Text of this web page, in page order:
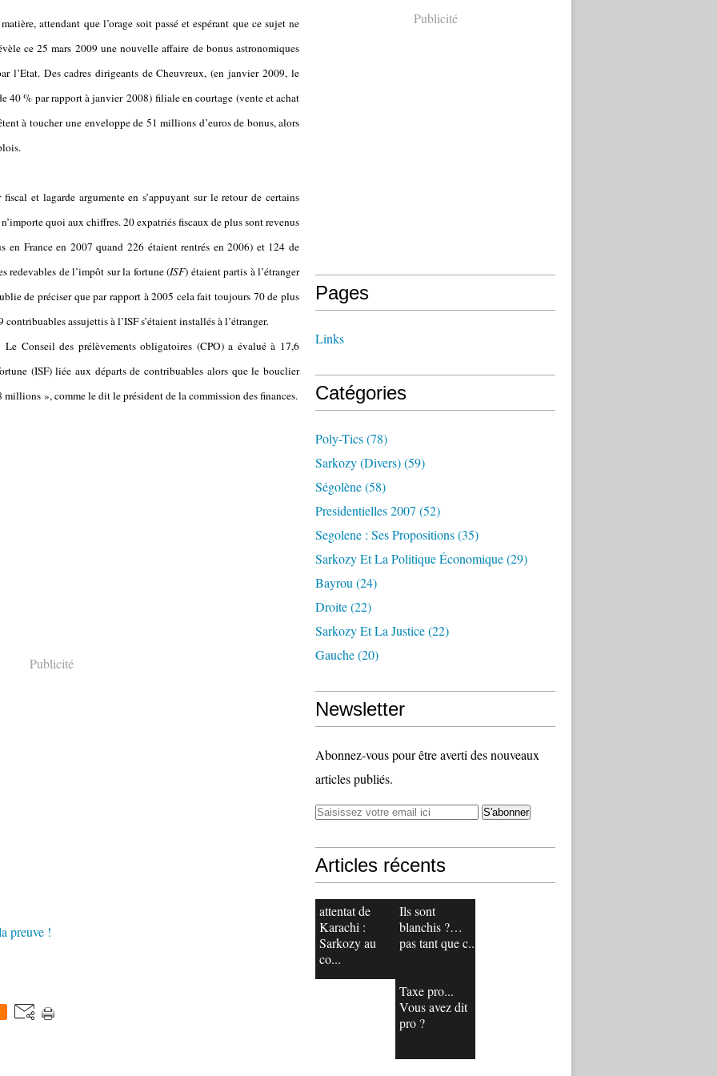
attendant que l’orage soit passé et espérant que ce sujet ne
ce 25 mars 2009 une nouvelle affaire de bonus astronomiques
l’Etat. Des cadres dirigeants de Cheuvreux, (en janvier 2009, le
40 % par rapport à janvier 2008) filiale en courtage (vente et achat
à toucher une enveloppe de 51 millions d’euros de bonus, alors
et lagarde argumente en s’appuyant sur le retour de certains
quoi aux chiffres. 20 expatriés fiscaux de plus sont revenus
en France en 2007 quand 226 étaient rentrés en 2006) et 124 de
redevables de l’impôt sur la fortune (ISF) étaient partis à l’étranger
de préciser que par rapport à 2005 cela fait toujours 70 de plus
assujettis à l’ISF s’étaient installés à l’étranger.
Le Conseil des prélèvements obligatoires (CPO) a évalué à 17,6
(ISF) liée aux départs de contribuables alors que le bouclier
», comme le dit le président de la commission des finances.
Publicité
preuve !
Publicité
Pages
Links
Catégories
Poly-Tics(78)
Sarkozy (divers)(59)
Ségolène(58)
Presidentielles 2007 (52)
Segolene : Ses Propositions(35)
Sarkozy Et La Politique Économique(29)
Bayrou (24)
Droite(22)
Sarkozy Et La Justice(22)
Gauche(20)
Newsletter
Abonnez-vous pour être averti des nouveaux
articles publiés.
Articles récents
attentat de
Karachi :
Sarkozy au
co...
Ils sont
blanchis ?…
pas tant que c...
Taxe pro...
Vous avez dit
pro ?